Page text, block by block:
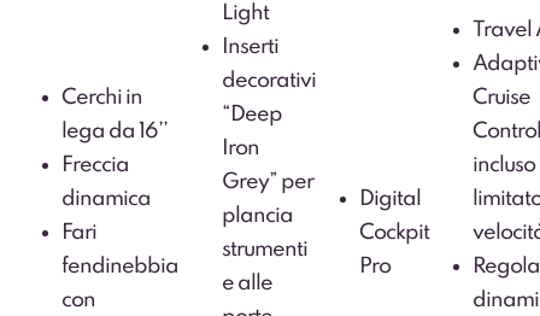
Cerchi in
lega da 16’’
Freccia
dinamica
Fari
fendinebbia
con
Light
Inserti
decorativi
“Deep
Iron
Grey” per
plancia
strumenti
e alle
Digital
Cockpit
Pro
Travel
Cruise
incluso